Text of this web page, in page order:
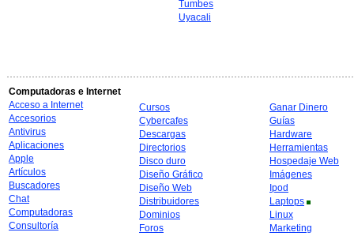
Tumbes
Uyacali
Computadoras e Internet
Acceso a Internet
Accesorios
Antivirus
Aplicaciones
Apple
Artículos
Buscadores
Chat
Computadoras
Consultoría
Cursos
Cybercafes
Descargas
Directorios
Disco duro
Diseño Gráfico
Diseño Web
Distribuidores
Dominios
Foros
Ganar Dinero
Guías
Hardware
Herramientas
Hospedaje Web
Imágenes
Ipod
Laptops
Linux
Marketing